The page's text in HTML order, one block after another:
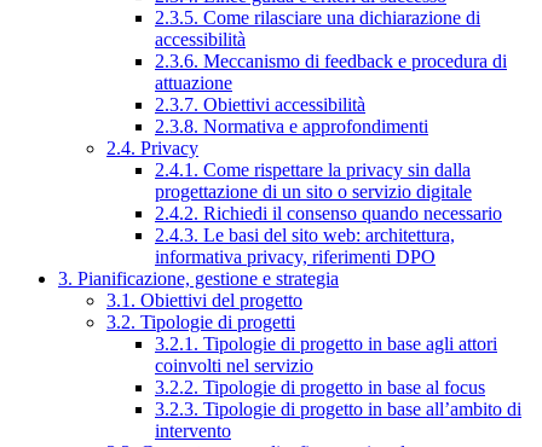
2.3.5. Come rilasciare una dichiarazione di
accessibilità
2.3.6. Meccanismo di feedback e procedura di
attuazione
2.3.7. Obiettivi accessibilità
2.3.8. Normativa e approfondimenti
2.4. Privacy
2.4.1. Come rispettare la privacy sin dalla
progettazione di un sito o servizio digitale
2.4.2. Richiedi il consenso quando necessario
2.4.3. Le basi del sito web: architettura,
informativa privacy, riferimenti DPO
3. Pianificazione, gestione e strategia
3.1. Obiettivi del progetto
3.2. Tipologie di progetti
3.2.1. Tipologie di progetto in base agli attori
coinvolti nel servizio
3.2.2. Tipologie di progetto in base al focus
3.2.3. Tipologie di progetto in base all’ambito di
intervento